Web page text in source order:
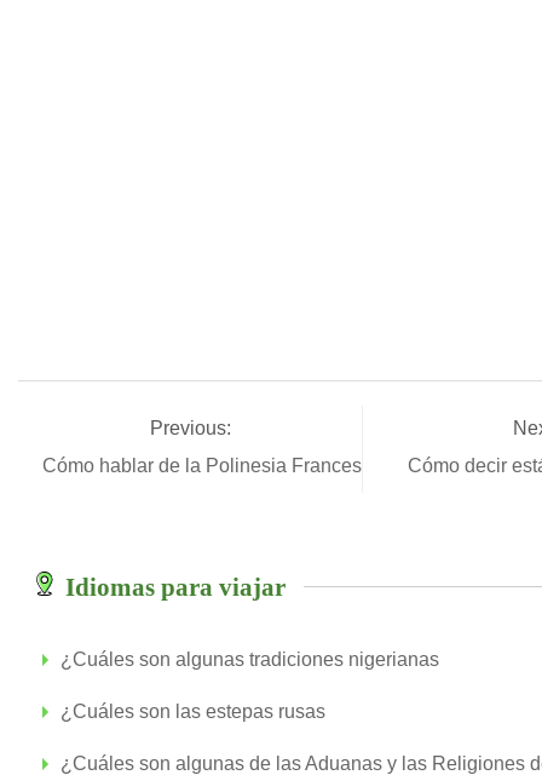
Previous:
Cómo hablar de la Polinesia Francesa
Cómo decir
Idiomas para viajar
¿Cuáles son algunas tradiciones nigerianas
¿Cuáles son las estepas rusas
¿Cuáles son algunas de las Aduanas y las Religiones